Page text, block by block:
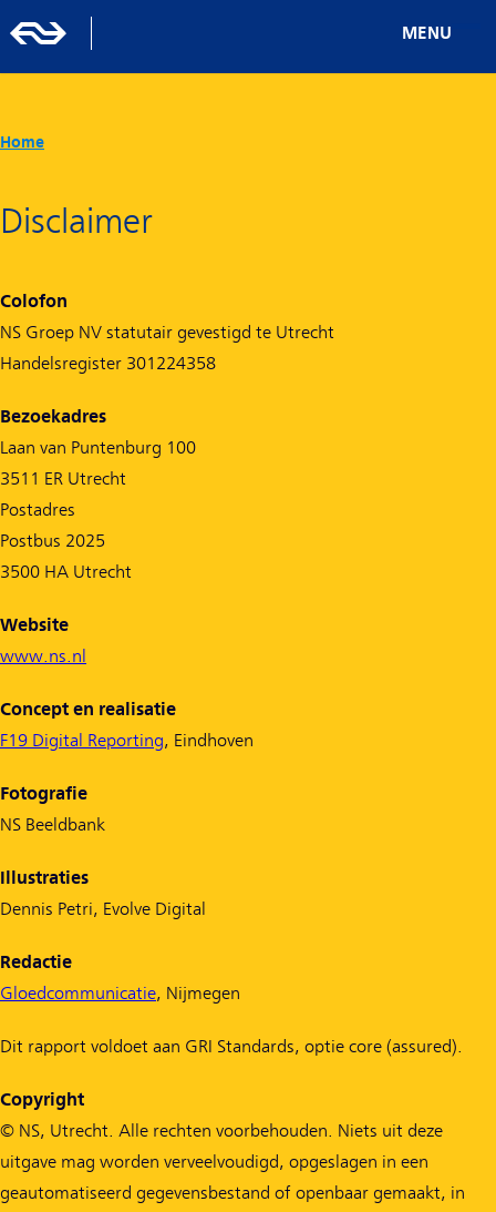
MENU
Home
Disclaimer
Colofon
NS Groep NV statutair gevestigd te Utrecht
Handelsregister 301224358
Bezoekadres
Laan van Puntenburg 100
3511 ER Utrecht
Postadres
Postbus 2025
3500 HA Utrecht
Website
www.ns.nl
Concept en realisatie
F19 Digital Reporting, Eindhoven
Fotografie
NS Beeldbank
Illustraties
Dennis Petri, Evolve Digital
Redactie
Gloedcommunicatie, Nijmegen
Dit rapport voldoet aan GRI Standards, optie core (assured).
Copyright
© NS, Utrecht. Alle rechten voorbehouden. Niets uit deze
uitgave mag worden verveelvoudigd, opgeslagen in een
geautomatiseerd gegevensbestand of openbaar gemaakt, in